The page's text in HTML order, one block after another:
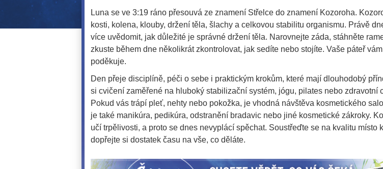
Luna se ve 3:19 ráno přesouvá ze znamení Střelce do znamení Kozoroha.
kosti, kolena, klouby, držení těla, šlachy a celkovou stabilitu organismu. Právě
více uvědomit, jak důležité je správné držení těla. Narovnejte záda, stáhněte
zkuste během dne několikrát zkontrolovat, jak sedíte nebo stojíte. Vaše páteř
poděkuje.
Den přeje disciplíně, péči o sebe i praktickým krokům, které mají dlouhodobý
si cvičení zaměřené na hluboký stabilizační systém, jógu, pilates nebo zdravotní
Pokud vás trápí pleť, nehty nebo pokožka, je vhodná návštěva kosmetického
je také manikúra, pedikúra, odstranění bradavic nebo jiné kosmetické zákroky.
učí trpělivosti, a proto se dnes nevyplácí spěchat. Soustřeďte se na kvalitu místo
dopřejte si dostatek času na vše, co děláte.